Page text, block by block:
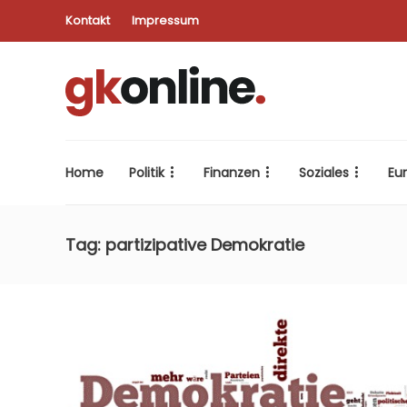
Kontakt Impressum
Home Politik Finanzen Soziales
Tag: partizipative Demokratie